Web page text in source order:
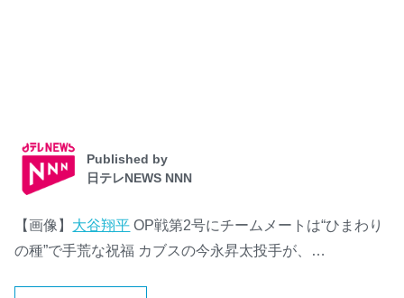
Published by
日テレNEWS NNN
【画像】 大谷翔平 OP戦第2号にチームメートは“ひまわり
の種”で手荒な祝福 カブスの今永昇太投手が、…